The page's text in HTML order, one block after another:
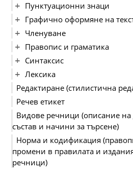
Пунктуационни знаци
Графично оформяне на
Членуване
Правопис и граматика
Синтаксис
Лексика
Редактиране (стилистична
Речев етикет
Видове речници (описание
състав и начини за търсене)
Норма и кодификация
промени в правилата и
речници)